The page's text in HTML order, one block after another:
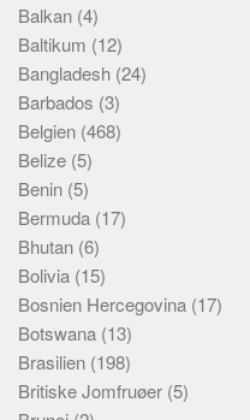
Balkan (4)
Baltikum (12)
Bangladesh (24)
Barbados (3)
Belgien (468)
Belize (5)
Benin (5)
Bermuda (17)
Bhutan (6)
Bolivia (15)
Bosnien Hercegovina (17)
Botswana (13)
Brasilien (198)
Britiske Jomfruøer (5)